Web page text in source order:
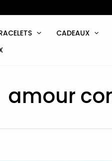
CADEAUX
amour